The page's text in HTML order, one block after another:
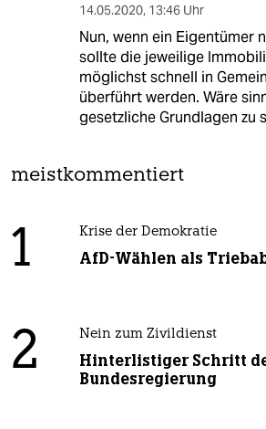
14.05.2020, 13:46 Uhr
Nun, wenn ein Eigentümer
sollte die jeweilige
möglichst schnell in
überführt werden. Wäre
gesetzliche Grundlagen zu
meistkommentiert
1 Krise der Demokratie
AfD-Wählen als
2 Nein zum Zivildienst
Hinterlistiger Schritt
Bundesregierung